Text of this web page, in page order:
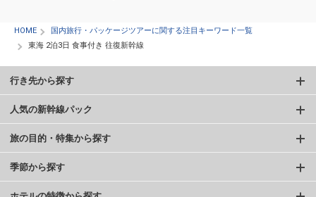
HOME
国内旅行・パッケージツアーに関する注目キーワード一覧
東海 2泊3日 食事付き 往復新幹線
行き先から探す
人気の新幹線パック
旅の目的・特集から探す
季節から探す